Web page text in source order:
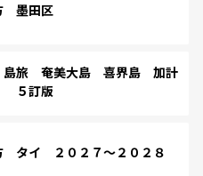
墨田区
島旅 奄美大島 喜界島 加計
５訂版
タイ ２０２７～２０２８